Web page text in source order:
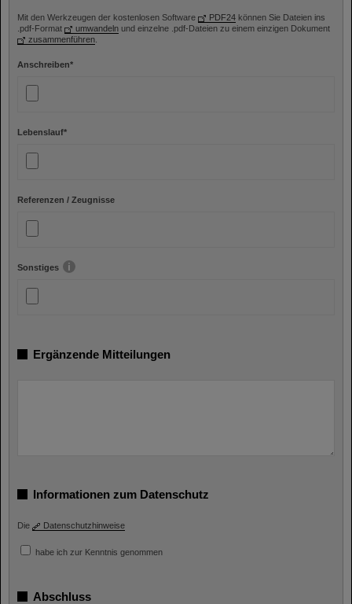
Mit den Werkzeugen der kostenlosen Software PDF24 können Sie Dateien ins
.pdf-Format
umwandeln und einzelne .pdf-Dateien zu einem einzigen Dokument
zusammenführen
Anschreiben*
Lebenslauf*
Referenzen / Zeugnisse
Sonstiges
Ergänzende Mitteilungen
Informationen zum Datenschutz
Die Datenschutzhinweise
habe ich zur Kenntnis genommen
Abschluss